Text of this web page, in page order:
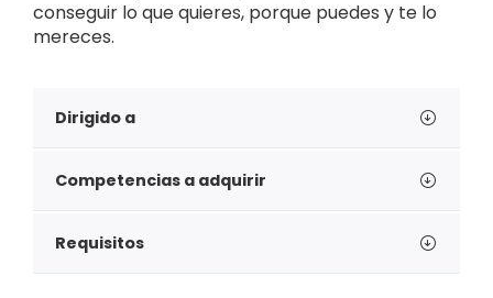
conseguir lo que quieres, porque puedes y te lo
mereces.
Dirigido a
Competencias a adquirir
Requisitos